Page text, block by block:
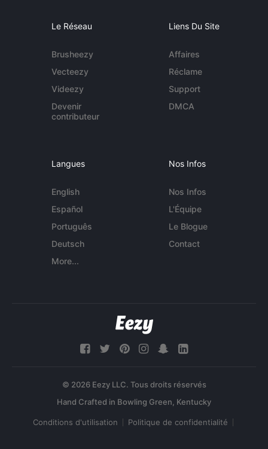
Le Réseau
Brusheezy
Vecteezy
Videezy
Devenir
contributeur
Liens Du Site
Affaires
Réclame
Support
DMCA
Langues
English
Español
Português
Deutsch
More...
Nos Infos
Nos Infos
L'Équipe
Le Blogue
Contact
© 2026 Eezy LLC. Tous droits réservés
Conditions d'utilisation Politique de confidentialité